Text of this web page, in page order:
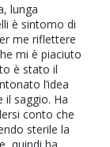
lunga
è sintomo di
me riflettere
mi è piaciuto
è stato il
l’idea
il saggio. Ha
conto che
sterile la
quindi ha